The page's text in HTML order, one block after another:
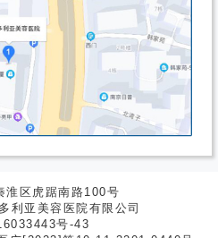
淮区虎踞南路100号
利亚美容医院有限公司
号-43